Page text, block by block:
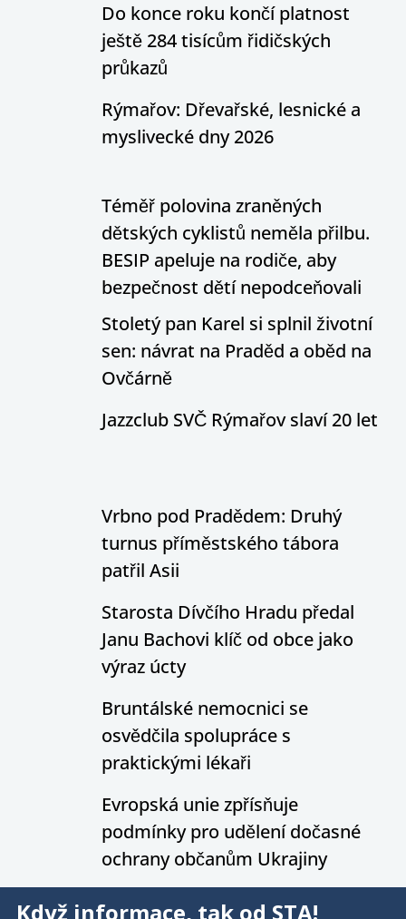
Do konce roku končí platnost
ještě 284 tisícům řidičských
průkazů
Rýmařov: Dřevařské, lesnické a
myslivecké dny 2026
Téměř polovina zraněných
dětských cyklistů neměla přilbu.
BESIP apeluje na rodiče, aby
bezpečnost dětí nepodceňovali
Stoletý pan Karel si splnil životní
sen: návrat na Praděd a oběd na
Ovčárně
Jazzclub SVČ Rýmařov slaví 20 let
Vrbno pod Pradědem: Druhý
turnus příměstského tábora
patřil Asii
Starosta Dívčího Hradu předal
Janu Bachovi klíč od obce jako
výraz úcty
Bruntálské nemocnici se
osvědčila spolupráce s
praktickými lékaři
Evropská unie zpřísňuje
podmínky pro udělení dočasné
ochrany občanům Ukrajiny
Když informace, tak od STA!